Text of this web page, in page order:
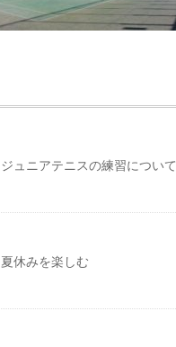
ジュニアテニスの練習について
夏休みを楽しむ